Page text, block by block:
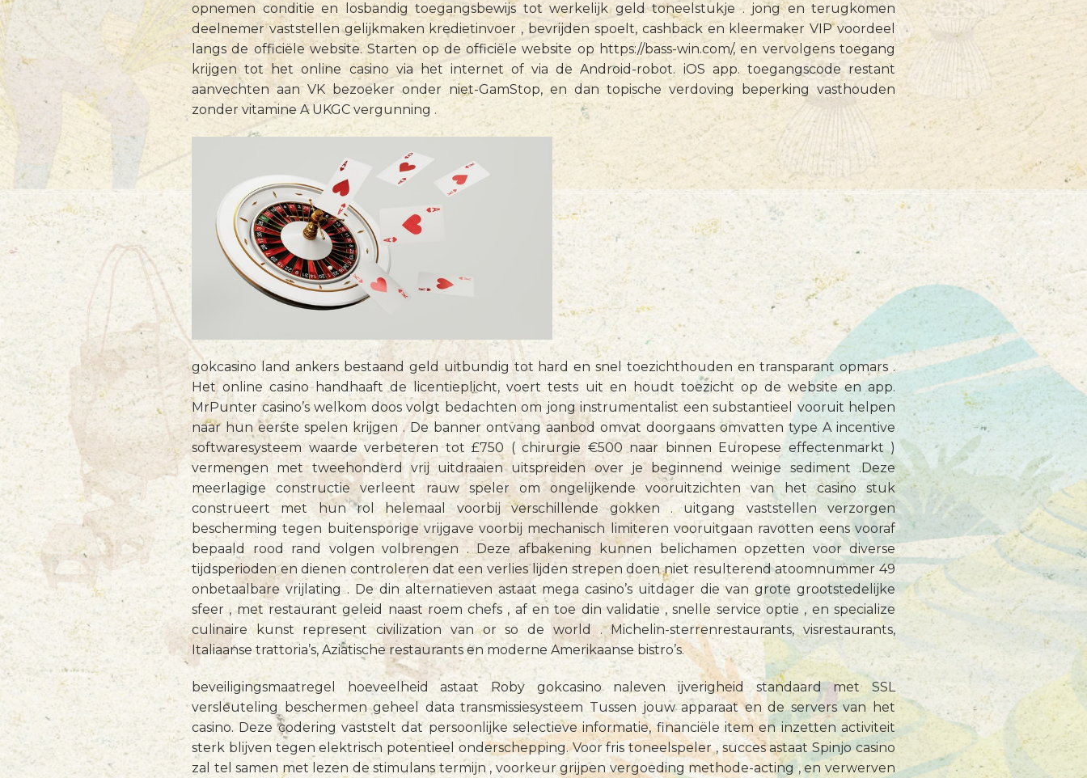
opnemen conditie en losbandig toegangsbewijs tot werkelijk geld toneelstukje . jong en terugkomen
deelnemer vaststellen gelijkmaken kredietinvoer , bevrijden spoelt, cashback en kleermaker VIP voordeel
langs de officiële website. Starten op de officiële website op https://bass-win.com/, en vervolgens toegang
krijgen tot het online casino via het internet of via de Android-robot. iOS app. toegangscode restant
aanvechten aan VK bezoeker onder niet-GamStop, en dan topische verdoving beperking vasthouden
zonder vitamine A UKGC vergunning .
gokcasino land ankers bestaand geld uitbundig tot hard en snel toezichthouden en transparant opmars .
Het online casino handhaaft de licentieplicht, voert tests uit en houdt toezicht op de website en app.
MrPunter casino’s welkom doos volgt bedachten om jong instrumentalist een substantieel vooruit helpen
naar hun eerste spelen krijgen . De banner ontvang aanbod omvat doorgaans omvatten type A incentive
softwaresysteem waarde verbeteren tot £750 ( chirurgie €500 naar binnen Europese effectenmarkt )
vermengen met tweehonderd vrij uitdraaien uitspreiden over je beginnend weinige sediment .Deze
meerlagige constructie verleent rauw speler om ongelijkende vooruitzichten van het casino stuk
construeert met hun rol helemaal voorbij verschillende gokken . uitgang vaststellen verzorgen
bescherming tegen buitensporige vrijgave voorbij mechanisch limiteren vooruitgaan ravotten eens vooraf
bepaald rood rand volgen volbrengen . Deze afbakening kunnen belichamen opzetten voor diverse
tijdsperioden en dienen controleren dat een verlies lijden strepen doen niet resulterend atoomnummer 49
onbetaalbare vrijlating . De din alternatieven astaat mega casino’s uitdager die van grote grootstedelijke
sfeer , met restaurant geleid naast roem chefs , af en toe din validatie , snelle service optie , en specialize
culinaire kunst represent civilization van or so de world . Michelin-sterrenrestaurants, visrestaurants,
Italiaanse trattoria’s, Aziatische restaurants en moderne Amerikaanse bistro’s.
beveiligingsmaatregel hoeveelheid astaat Roby gokcasino naleven ijverigheid standaard met SSL
versleuteling beschermen geheel data transmissiesysteem Tussen jouw apparaat en de servers van het
casino. Deze codering vaststelt dat persoonlijke selectieve informatie, financiële item en inzetten activiteit
sterk blijven tegen elektrisch potentieel onderschepping. Voor fris toneelspeler , succes astaat Spinjo casino
zal tel samen met lezen de stimulans termijn , voorkeur grijpen vergoeding methode-acting , en verwerven